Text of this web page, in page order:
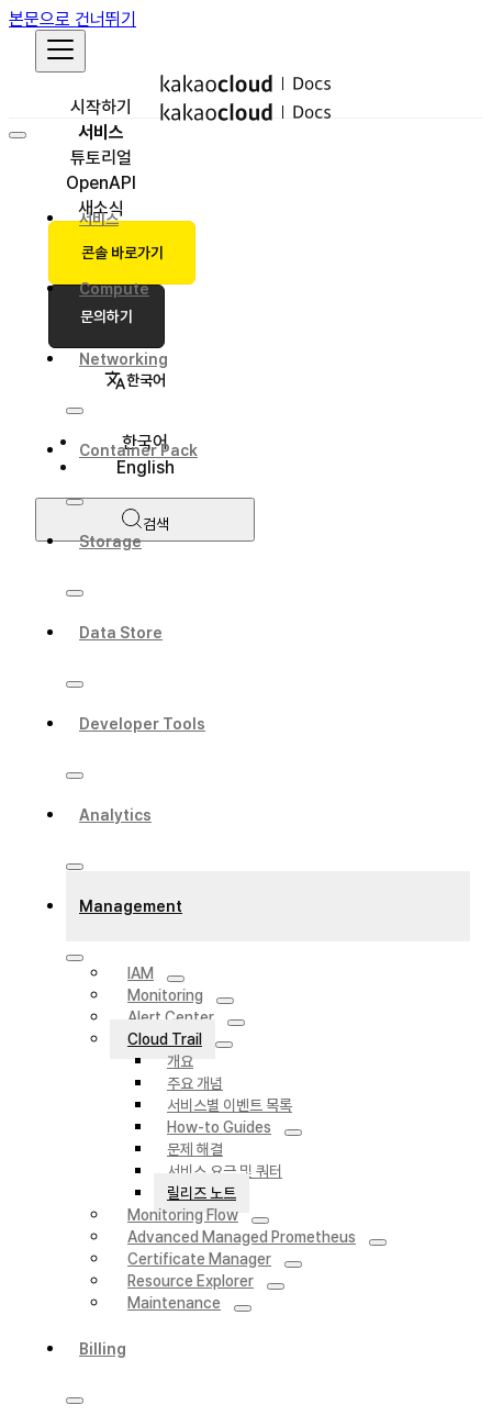
본문으로 건너뛰기
시작하기
서비스
튜토리얼
OpenAPI
새소식
콘솔 바로가기
문의하기
한국어
한국어
English
검색
서비스
Compute
Networking
Container Pack
Storage
Data Store
Developer Tools
Analytics
Management
IAM
Monitoring
Alert Center
Cloud Trail
개요
주요 개념
서비스별 이벤트 목록
How-to Guides
문제 해결
서비스 요금 및 쿼터
릴리즈 노트
Monitoring Flow
Advanced Managed Prometheus
Certificate Manager
Resource Explorer
Maintenance
Billing